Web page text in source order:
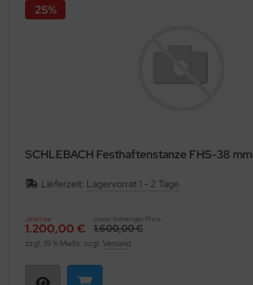
SCHLEBACH Festhaftenstanze FHS-38 mm
Lieferzeit: Lagervorrat 1 - 2 Tage
Jetzt nur
1.200,00 €
Unser bisheriger Preis
1.600,00 €
25%
zzgl. 19 % MwSt. zzgl. Versand